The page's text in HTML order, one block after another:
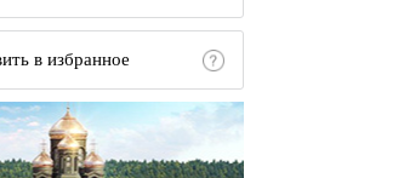
в избранное